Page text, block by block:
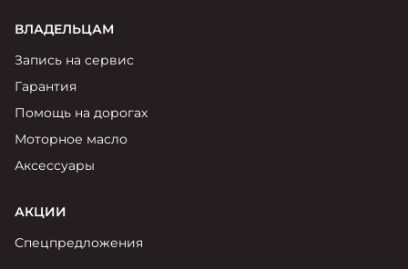
ВЛАДЕЛЬЦАМ
Запись на сервис
Гарантия
Помощь на дорогах
Моторное масло
Аксессуары
АКЦИИ
Спецпредложения